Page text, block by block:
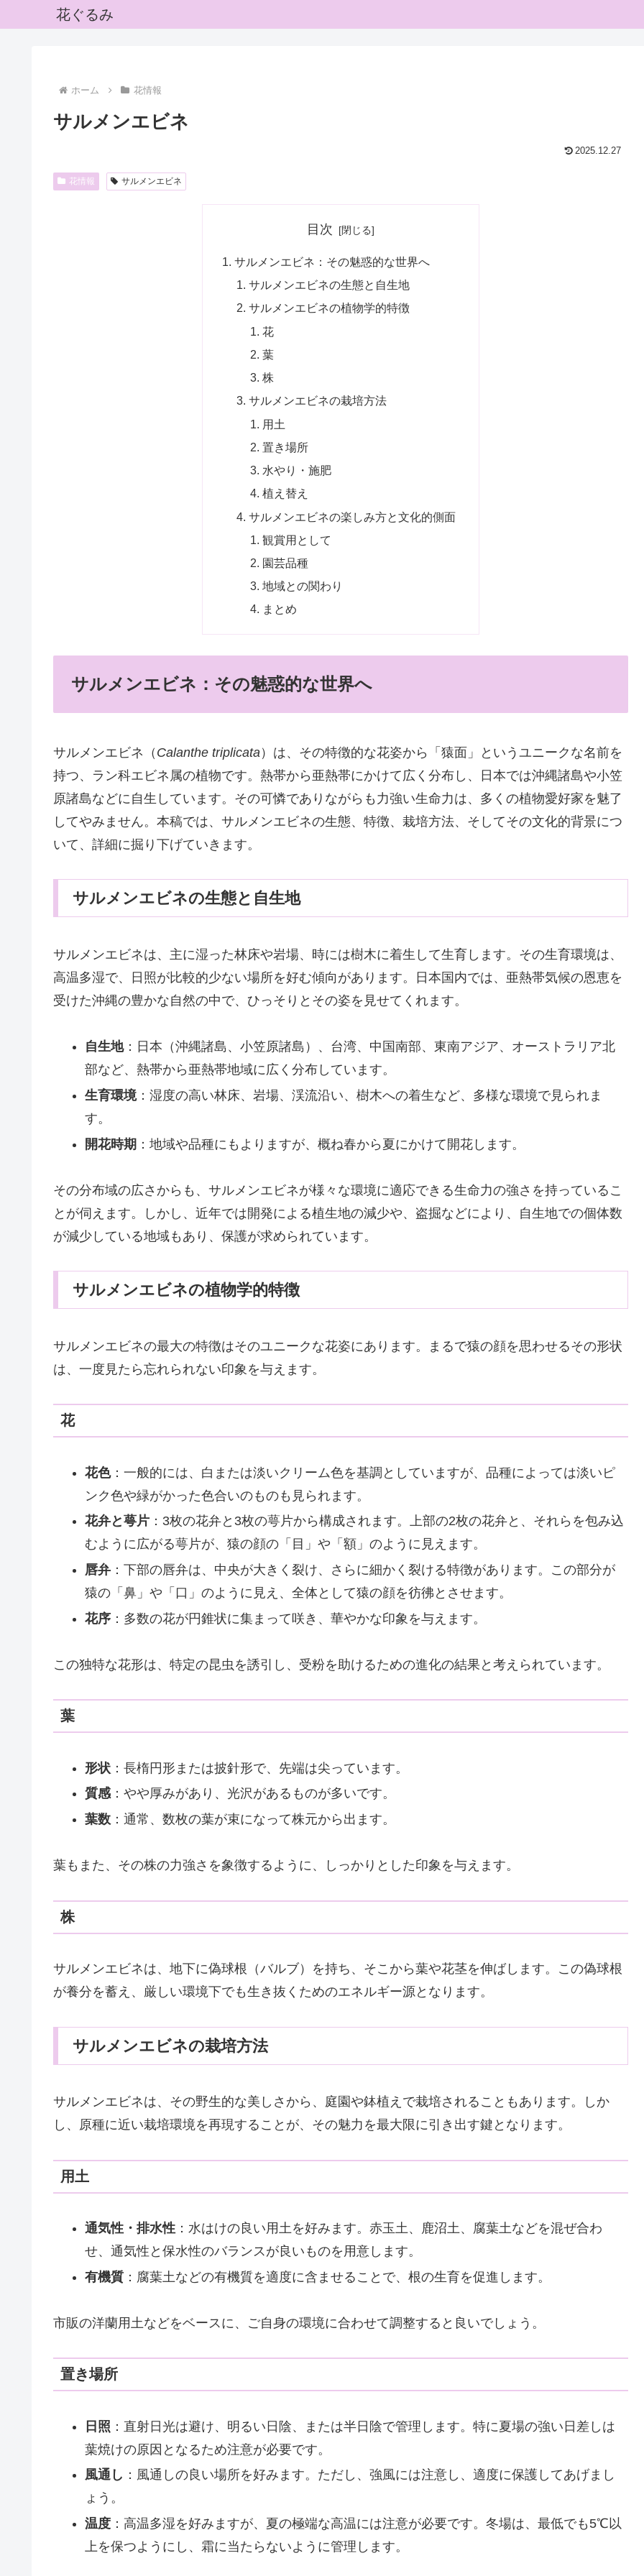
花ぐるみ
ホーム 花情報
サルメンエビネ
2025.12.27
花情報 サルメンエビネ
目次
サルメンエビネ：その魅惑的な世界へ
サルメンエビネの生態と自生地
サルメンエビネの植物学的特徴
花
葉
株
サルメンエビネの栽培方法
用土
置き場所
水やり・施肥
植え替え
サルメンエビネの楽しみ方と文化的側面
観賞用として
園芸品種
地域との関わり
まとめ
サルメンエビネ：その魅惑的な世界へ
サルメンエビネ（ Calanthe triplicata）は、その特徴的な花姿から「猿面」というユニークな名前を
持つ、ラン科エビネ属の植物です。熱帯から亜熱帯にかけて広く分布し、日本では沖縄諸島や小笠
原諸島などに自生しています。その可憐でありながらも力強い生命力は、多くの植物愛好家を魅了
してやみません。本稿では、サルメンエビネの生態、特徴、栽培方法、そしてその文化的背景につ
いて、詳細に掘り下げていきます。
サルメンエビネの生態と自生地
サルメンエビネは、主に湿った林床や岩場、時には樹木に着生して生育します。その生育環境は、
高温多湿で、日照が比較的少ない場所を好む傾向があります。日本国内では、亜熱帯気候の恩恵を
受けた沖縄の豊かな自然の中で、ひっそりとその姿を見せてくれます。
自生地：日本（沖縄諸島、小笠原諸島）、台湾、中国南部、東南アジア、オーストラリア北
部など、熱帯から亜熱帯地域に広く分布しています。
生育環境：湿度の高い林床、岩場、渓流沿い、樹木への着生など、多様な環境で見られま
す。
開花時期 ：地域や品種にもよりますが、概ね春から夏にかけて開花します。
その分布域の広さからも、サルメンエビネが様々な環境に適応できる生命力の強さを持っているこ
とが伺えます。しかし、近年では開発による植生地の減少や、盗掘などにより、自生地での個体数
が減少している地域もあり、保護が求められています。
サルメンエビネの植物学的特徴
サルメンエビネの最大の特徴はそのユニークな花姿にあります。まるで猿の顔を思わせるその形状
は、一度見たら忘れられない印象を与えます。
花
花色：一般的には、白または淡いクリーム色を基調としていますが、品種によっては淡いピ
ンク色や緑がかった色合いのものも見られます。
花弁と萼片：3枚の花弁と3枚の萼片から構成されます。上部の2枚の花弁と、それらを包み込
むように広がる萼片が、猿の顔の「目」や「額」のように見えます。
唇弁：下部の唇弁は、中央が大きく裂け、さらに細かく裂ける特徴があります。この部分が
猿の「鼻」や「口」のように見え、全体として猿の顔を彷彿とさせます。
花序：多数の花が円錐状に集まって咲き、華やかな印象を与えます。
この独特な花形は、特定の昆虫を誘引し、受粉を助けるための進化の結果と考えられています。
葉
形状：長楕円形または披針形で、先端は尖っています。
質感：やや厚みがあり、光沢があるものが多いです。
葉数：通常、数枚の葉が束になって株元から出ます。
葉もまた、その株の力強さを象徴するように、しっかりとした印象を与えます。
株
サルメンエビネは、地下に偽球根（バルブ）を持ち、そこから葉や花茎を伸ばします。この偽球根
が養分を蓄え、厳しい環境下でも生き抜くためのエネルギー源となります。
サルメンエビネの栽培方法
サルメンエビネは、その野生的な美しさから、庭園や鉢植えで栽培されることもあります。しか
し、原種に近い栽培環境を再現することが、その魅力を最大限に引き出す鍵となります。
用土
通気性・排水性：水はけの良い用土を好みます。赤玉土、鹿沼土、腐葉土などを混ぜ合わ
せ、通気性と保水性のバランスが良いものを用意します。
有機質：腐葉土などの有機質を適度に含ませることで、根の生育を促進します。
市販の洋蘭用土などをベースに、ご自身の環境に合わせて調整すると良いでしょう。
置き場所
日照 ：直射日光は避け、明るい日陰、または半日陰で管理します。特に夏場の強い日差しは
葉焼けの原因となるため注意が必要です。
風通し ：風通しの良い場所を好みます。ただし、強風には注意し、適度に保護してあげまし
ょう。
温度：高温多湿を好みますが、夏の極端な高温には注意が必要です。冬場は、最低でも5℃以
上を保つようにし、霜に当たらないように管理します。